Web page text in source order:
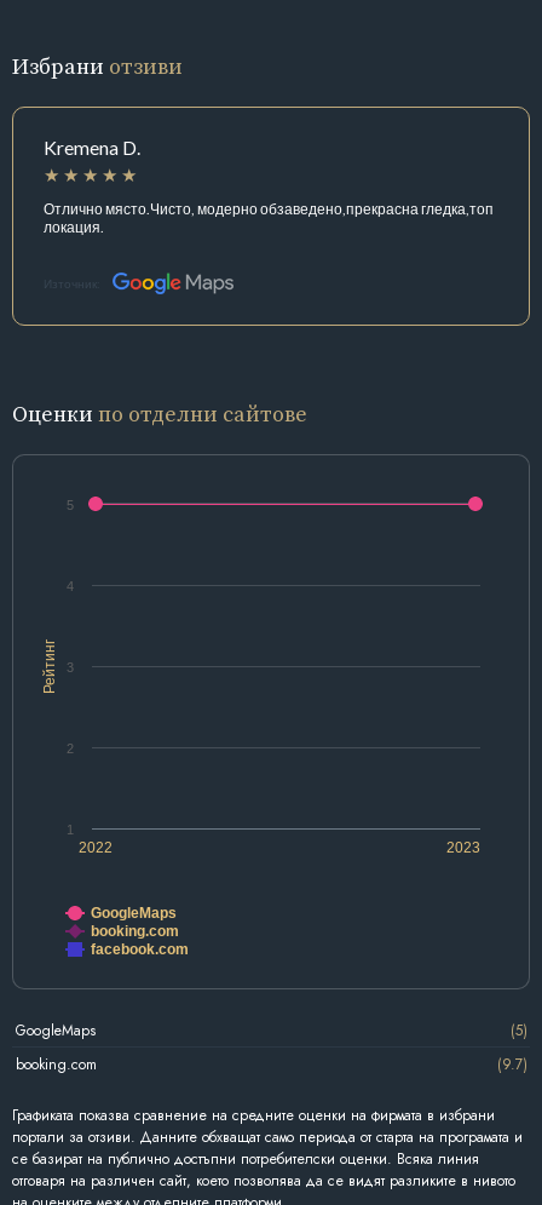
Избрани отзиви
Kremena D.
Отлично място.Чисто, модерно обзаведено,прекрасна гледка,топ
локация.
Източник:
Оценки по отделни сайтове
Рейтинг
2022 2023
1
2
3
4
5
GoogleMaps
booking.com
facebook.com
GoogleMaps
(5)
booking.com
(9.7)
Графиката показва сравнение на средните оценки на фирмата в избрани
портали за отзиви. Данните обхващат само периода от старта на програмата и
се базират на публично достъпни потребителски оценки. Всяка линия
отговаря на различен сайт, което позволява да се видят разликите в нивото